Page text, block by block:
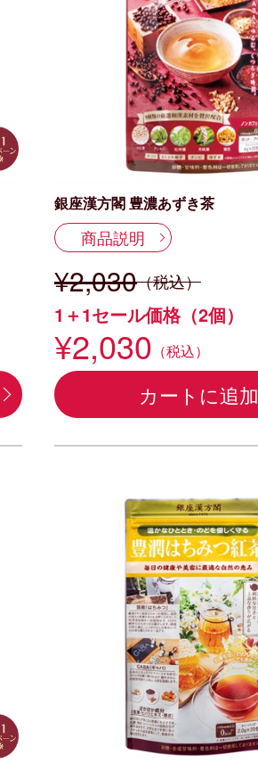
銀座漢方閣 豊濃あずき茶
商品説明
¥2,030（税込）
1＋1セール価格（2個）
¥2,030 （税込）
カートに追加